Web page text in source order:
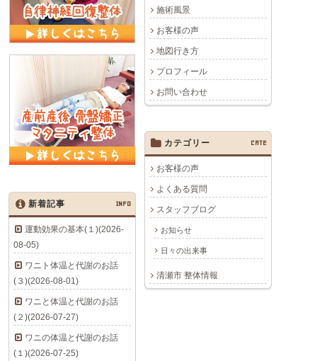
施術風景
お客様の声
地図行き方
プロフィール
お問い合わせ
カテゴリー CATE
お客様の声
よくある質問
スタッフブログ
お知らせ
日々の出来事
清瀬市 整体情報
新着記事 INFO
運動効果の基本(１)(2026-
08-05)
ワニト体温と代謝のお話
(３)(2026-08-01)
ワニと体温と代謝のお話
(２)(2026-07-27)
ワニの体温と代謝のお話
(１)(2026-07-25)